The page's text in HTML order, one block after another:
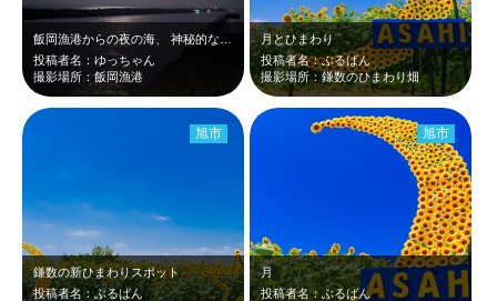
投稿者名：ゆっちゃん
撮影場所：飯岡漁港
月とひまわり
投稿者名：ぶるばん
撮影場所：鎌数のひまわり畑
鎌数の新ひまわりスポット
投稿者名：ぶるばん
旭市
月
投稿者名：ぶるばん
旭市